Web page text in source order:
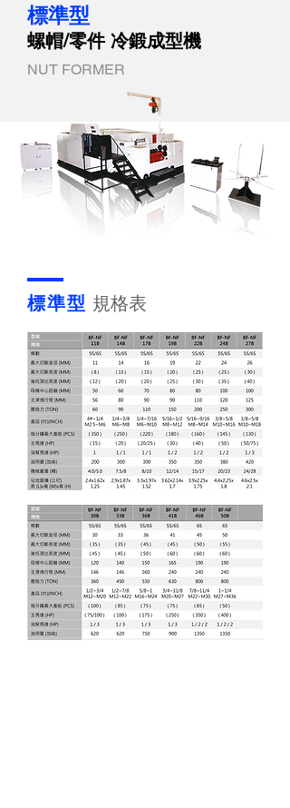
標準型
螺帽/零件 冷鍛成型機
NUT FORMER
標準型 規格表